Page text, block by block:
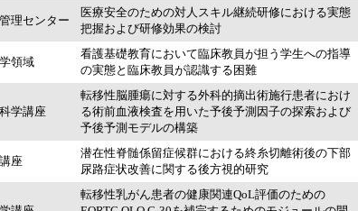
理センター
医療安全のための対人スキル継続研修における実態
把握および研修効果の検討
領域
看護基礎教育において臨床教員が担う学生への指導
の実態と臨床教員が認識する困難
学講座
転移性脳腫瘍に対する外科的摘出術施行患者におけ
る術前血液検査を用いた予後予測因子の探索および
予後予測モデルの構築
座
潜在性脊髄係留症候群における終糸切離術後の下部
尿路症状改善に関する後方視的研究
転移性乳がん患者の健康関連QoL評価のための